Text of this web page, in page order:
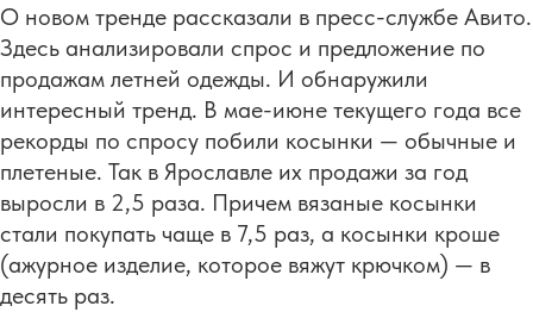
О новом тренде рассказали в пресс-службе Авито.
Здесь анализировали спрос и предложение по
продажам летней одежды. И обнаружили
интересный тренд. В мае-июне текущего года все
рекорды по спросу побили косынки — обычные и
плетеные. Так в Ярославле их продажи за год
выросли в 2,5 раза. Причем вязаные косынки
стали покупать чаще в 7,5 раз, а косынки кроше
(ажурное изделие, которое вяжут крючком) — в
десять раз.